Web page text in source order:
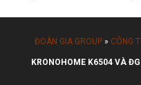
ĐOÀN GIA GROUP» CÔNG
KRONOHOME K6504 VÀ